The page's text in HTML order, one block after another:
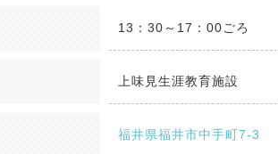
13：30～17：00ごろ
上味見生涯教育施設
福井県福井市中手町7-3